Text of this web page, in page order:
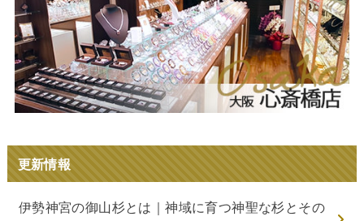
更新情報
伊勢神宮の御山杉とは｜神域に育つ神聖な杉とその